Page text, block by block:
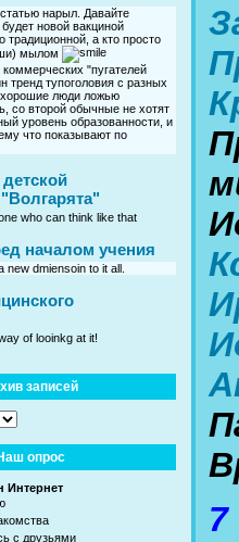
нарыл. Давайте
новой вакциной
традиционной, а кто просто
мылом
"пугателей
тренд тупоголовия с разных
люди ложью
со второй обычные не хотят
уровень образованности, и
что показывают по
who can think like that
началом учения
dmiensoin to it all.
of looinkg at it!
записей
опрос
Интернет
с друзьями